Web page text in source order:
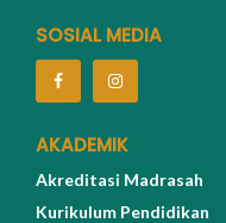
SOSIAL MEDIA
AKADEMIK
Akreditasi Madrasah
Kurikulum Pendidikan